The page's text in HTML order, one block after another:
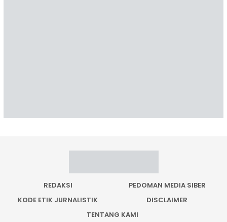
REDAKSI
PEDOMAN MEDIA SIBER
KODE ETIK JURNALISTIK
DISCLAIMER
TENTANG KAMI